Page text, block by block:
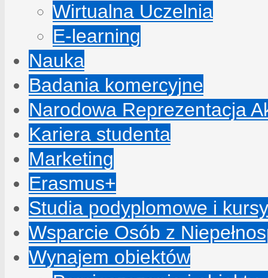
Wirtualna Uczelnia
E-learning
Nauka
Badania komercyjne
Narodowa Reprezentacja
Kariera studenta
Marketing
Erasmus+
Studia podyplomowe i kursy
Wsparcie Osób z
Wynajem obiektów